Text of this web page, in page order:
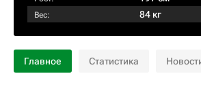
Вес: 84 кг
Главное Статистика